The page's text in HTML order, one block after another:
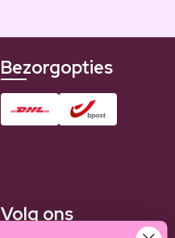
Bezorgopties
Volg ons